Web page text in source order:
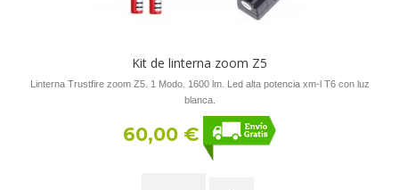
Kit de linterna zoom Z5
Linterna Trustfire zoom Z5. 1 Modo. 1600 lm. Led alta potencia xm-l T6 con luz
blanca.
60,00 €